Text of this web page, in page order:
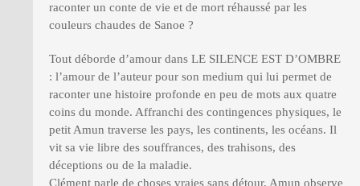
raconter un conte de vie et de mort réhaussé par les
couleurs chaudes de Sanoe ?
Tout déborde d’amour dans LE SILENCE EST D’OMBRE
: l’amour de l’auteur pour son medium qui lui permet de
raconter une histoire profonde en peu de mots aux quatre
coins du monde. Affranchi des contingences physiques, le
petit Amun traverse les pays, les continents, les océans. Il
vit sa vie libre des souffrances, des trahisons, des
déceptions ou de la maladie.
Clément parle de choses vraies sans détour. Amun observe